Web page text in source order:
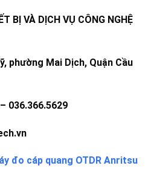
BỊ VÀ DỊCH VỤ CÔNG NGHỆ
phường Mai Dịch, Quận Cầu
036.366.5629
đo cáp quang OTDR Anritsu